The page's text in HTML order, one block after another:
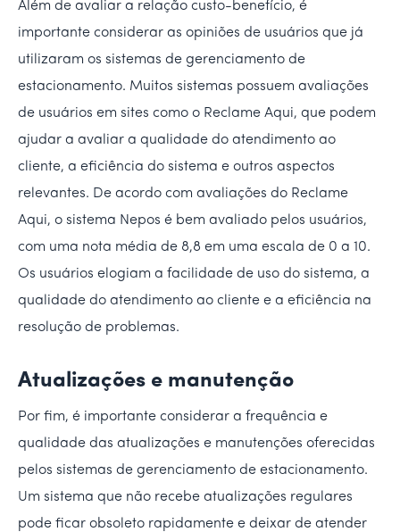
Além de avaliar a relação custo-benefício, é
importante considerar as opiniões de usuários que já
utilizaram os sistemas de gerenciamento de
estacionamento. Muitos sistemas possuem avaliações
de usuários em sites como o Reclame Aqui, que podem
ajudar a avaliar a qualidade do atendimento ao
cliente, a eficiência do sistema e outros aspectos
relevantes. De acordo com avaliações do Reclame
Aqui, o sistema Nepos é bem avaliado pelos usuários,
com uma nota média de 8,8 em uma escala de 0 a 10.
Os usuários elogiam a facilidade de uso do sistema, a
qualidade do atendimento ao cliente e a eficiência na
resolução de problemas.
Atualizações e manutenção
Por fim, é importante considerar a frequência e
qualidade das atualizações e manutenções oferecidas
pelos sistemas de gerenciamento de estacionamento.
Um sistema que não recebe atualizações regulares
pode ficar obsoleto rapidamente e deixar de atender